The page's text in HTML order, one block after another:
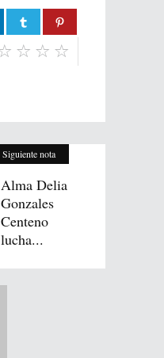
Siguiente nota
Alma Delia
Gonzales
Centeno
lucha...